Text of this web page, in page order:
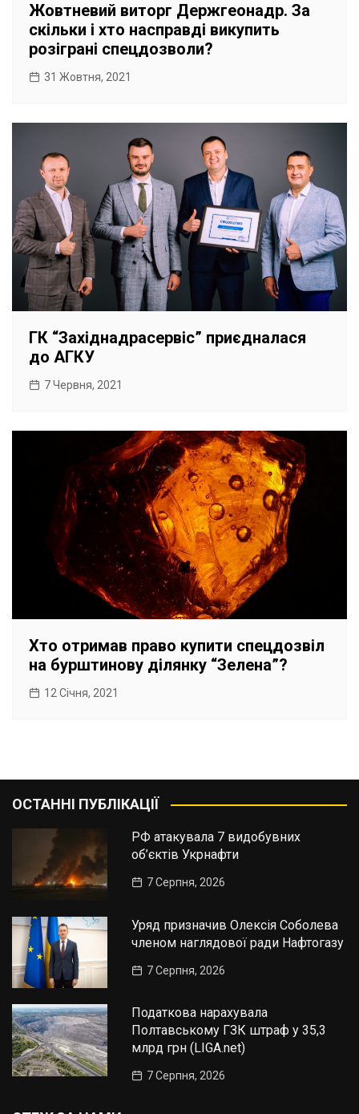
Жовтневий виторг Держгеонадр. За
скільки і хто насправді викупить
розіграні спецдозволи?
31 Жовтня, 2021
ГК “Західнадрасервіс” приєдналася
до АГКУ
7 Червня, 2021
Хто отримав право купити спецдозвіл
на бурштинову ділянку “Зелена”?
12 Січня, 2021
ОСТАННІ ПУБЛІКАЦІЇ
РФ атакувала 7 видобувних
об’єктів Укрнафти
7 Серпня, 2026
Уряд призначив Олексія Соболева
членом наглядової ради Нафтогазу
7 Серпня, 2026
Податкова нарахувала
Полтавському ГЗК штраф у 35,3
млрд грн (LIGA.net)
7 Серпня, 2026